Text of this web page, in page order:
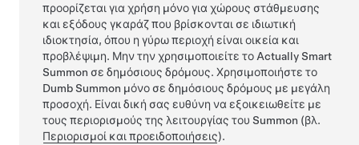
προορίζεται για χρήση μόνο για χώρους στάθμευσης
και εξόδους γκαράζ που βρίσκονται σε ιδιωτική
ιδιοκτησία, όπου η γύρω περιοχή είναι οικεία και
προβλέψιμη. Μην την χρησιμοποιείτε τοActually Smart
Summon σε δημόσιους δρόμους. Χρησιμοποιήστε το
Dumb Summon μόνο σε δημόσιους δρόμους με μεγάλη
προσοχή. Είναι δική σας ευθύνη να εξοικειωθείτε με
τους περιορισμούς της λειτουργίας τουSummon (βλ.
Περιορισμοί και προειδοποιήσεις).